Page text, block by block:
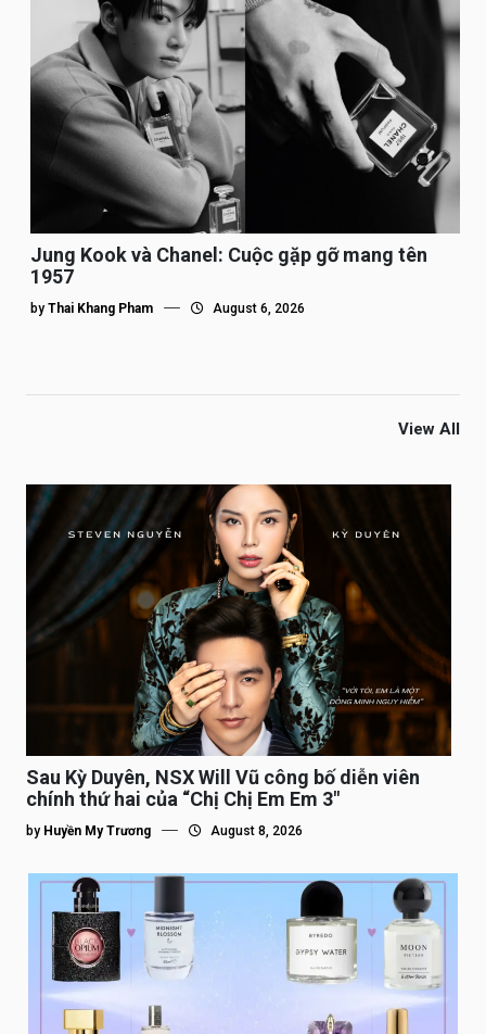
Jung Kook và Chanel: Cuộc gặp gỡ mang tên
1957
by Thai Khang Pham August 6, 2026
View All
Sau Kỳ Duyên, NSX Will Vũ công bố diễn viên
chính thứ hai của “Chị Chị Em Em 3″
by Huyền My Trương August 8, 2026